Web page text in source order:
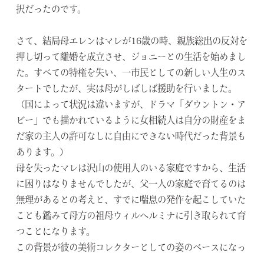
択だったのです。
さて、結局母エレンはマレが16歳の時、親族総出の反対を
押し切って離婚を成立させ、ジョニーとの生活を始めまし
た。すべての特権を失い、一市民としての新しい人生のス
タートでしたが、実は母がしばしば援助を行いました。
（国によって状況は違いますが、ドラマ「ダウントン・ア
ビー」でも描かれているように女相続人は自分の財産をま
だ家の主人の許可なしに自由にできない時代だった背景も
あります。）
母を失ったマレは沢山の使用人のいる家庭ですから、生活
に困りはなりませんでしたが、父一人の家庭で育てるのは
無理があるとの考えと、すでに喘息の発作を起こしていた
ことも鑑みて母方の祖母ウィルヘルミナに引き取られて育
つことになります。
この背景が彼の美術コレクターとしての姿のベースになっ